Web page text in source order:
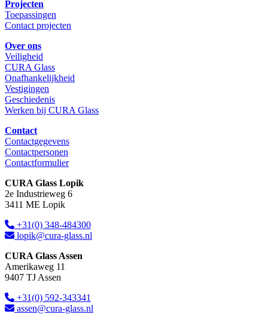
Projecten
Toepassingen
Contact projecten
Over ons
Veiligheid
CURA Glass
Onafhankelijkheid
Vestigingen
Geschiedenis
Werken bij CURA Glass
Contact
Contactgegevens
Contactpersonen
Contactformulier
CURA Glass Lopik
2e Industrieweg 6
3411 ME Lopik
+31(0) 348-484300
lopik@cura-glass.nl
CURA Glass Assen
Amerikaweg 11
9407 TJ Assen
+31(0) 592-343341
assen@cura-glass.nl